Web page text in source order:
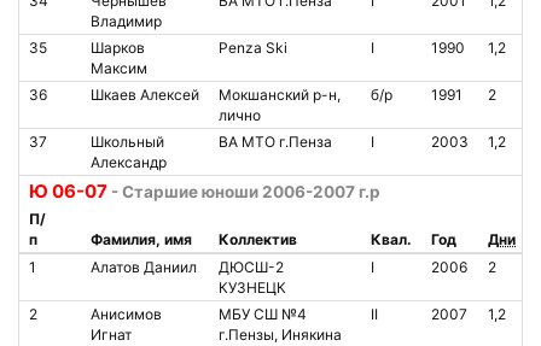
Владимир
35
Шарков
Максим
Penza Ski I 1990 1,2
36 Шкаев Алексей
Мокшанский р-н,
лично
б/р 1991 2
37
Школьный
Александр
ВА МТО г.Пенза I 2003 1,2
Ю 06-07 - Старшие юноши 2006-2007 г.р
П/
п
Фамилия, имя Коллектив Квал. Год
Дни
1
Алатов Даниил
ДЮСШ-2
КУЗНЕЦК
I 2006 2
2
Анисимов
Игнат
МБУ СШ №4
г.Пензы, Инякина
II 2007 1,2